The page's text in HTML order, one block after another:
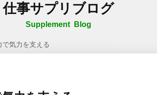
仕事サプリブログ
Supplement Blog
で気力を支える